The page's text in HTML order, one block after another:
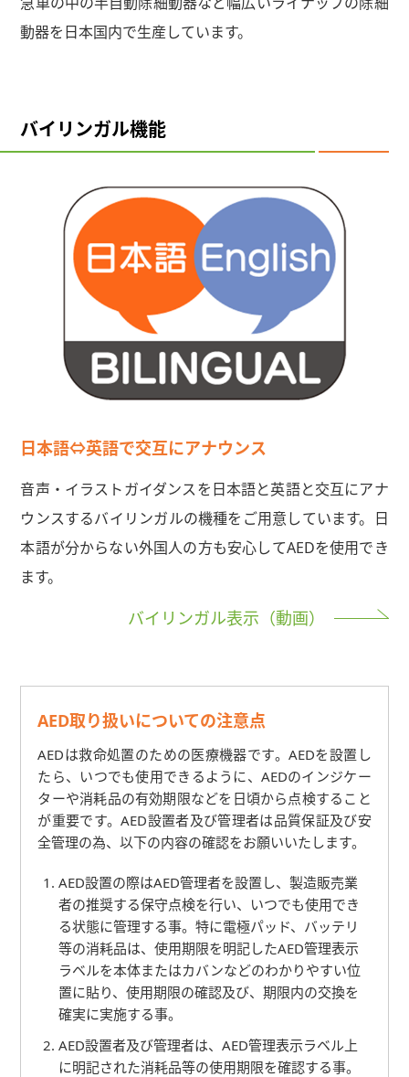
動器を日本国内で生産しています。
バイリンガル機能
日本語⇔英語で交互にアナウンス
音声・イラストガイダンスを日本語と英語と交互にアナ
ウンスするバイリンガルの機種をご用意しています。日
本語が分からない外国人の方も安心してAEDを使用でき
ます。
バイリンガル表示（動画）
AED取り扱いについての注意点
AEDは救命処置のための医療機器です。AEDを設置し
たら、いつでも使用できるように、AEDのインジケー
ターや消耗品の有効期限などを日頃から点検すること
が重要です。AED設置者及び管理者は品質保証及び安
全管理の為、以下の内容の確認をお願いいたします。
AED設置の際はAED管理者を設置し、製造販売業
者の推奨する保守点検を行い、いつでも使用でき
る状態に管理する事。特に電極パッド、バッテリ
等の消耗品は、使用期限を明記したAED管理表示
ラベルを本体またはカバンなどのわかりやすい位
置に貼り、使用期限の確認及び、期限内の交換を
確実に実施する事。
AED設置者及び管理者は、AED管理表示ラベル上
に明記された消耗品等の使用期限を確認する事。